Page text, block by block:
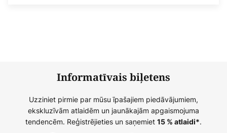
Informatīvais biļetens
Uzziniet pirmie par mūsu īpašajiem piedāvājumiem,
ekskluzīvām atlaidēm un jaunākajām apgaismojuma
tendencēm. Reģistrējieties un saņemiet 15 % atlaidi*.